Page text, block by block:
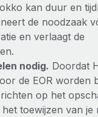
kan duur en
de noodzaak
en verlaagt de
nodig. Doordat
de EOR worden
op het
toewijzen van je